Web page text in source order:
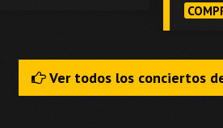
Ver todos los conciertos